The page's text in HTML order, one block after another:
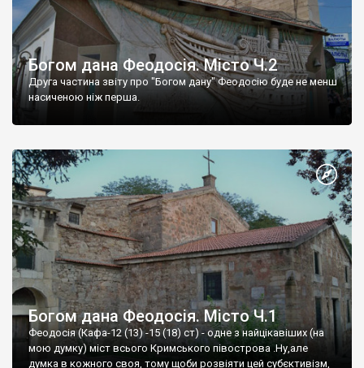
Богом дана Феодосія. Місто Ч.2
Друга частина звіту про "Богом дану" Феодосію буде не менш
насиченою ніж перша.
Богом дана Феодосія. Місто Ч.1
Феодосія (Кафа-12 (13) -15 (18) ст) - одне з найцікавіших (на
мою думку) міст всього Кримського півострова .Ну,але
думка в кожного своя, тому щоби розвіяти цей субєктивізм,